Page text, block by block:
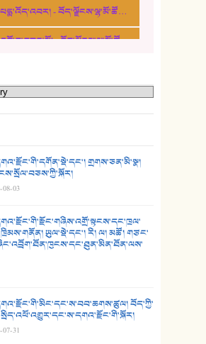
བསྟན་རྒྱས་གླིང་།
ཕོ་རྒོད་པོ།
མགྲོན་པོ།
ཨ་མའི་ཐང་ཁུག
ལྕེ་བདེ་ཞོལ་གྱི་པང་གདན།
སྟོད་གཞས། - ཕན་ཐོག
སི་ལིང་འབྲི་མོ། - ཕན་ཐོག
ཕ་ཡུལ་ཡར་ཀླུང་།
4. པདྨ་འོད་འབར། - བོད་ལྗོངས་ལྷ་མོ་ཚོགས་པ།
5. འགྲོ་བ་བཟང་མོ། - བོད་ལྗོངས་ལྷ་མོ་ཚོགས་པ།
གྲགས་ཅན་མི་སྣ།
08-03
ཡུལ་སྡེ་དང་། རི། ལ། མཚོ། གཙང་
བོད་ཀྱི་
07-31